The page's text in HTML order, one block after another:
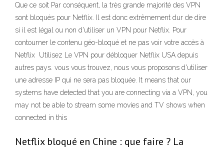
Que ce soit Par conséquent, la très grande majorité des VPN
sont bloqués pour Netflix. Il est donc extrêmement dur de dire
si il est légal ou non d'utiliser un VPN pour Netflix. Pour
contourner le contenu géo-bloqué et ne pas voir votre accès à
Netflix Utilisez Le VPN pour débloquer Netflix USA depuis
autres pays. vous vous trouvez, nous vous proposons d'utiliser
une adresse IP qui ne sera pas bloquée. It means that our
systems have detected that you are connecting via a VPN, you
may not be able to stream some movies and TV shows when
connected in this
Netflix bloqué en Chine : que faire ? La